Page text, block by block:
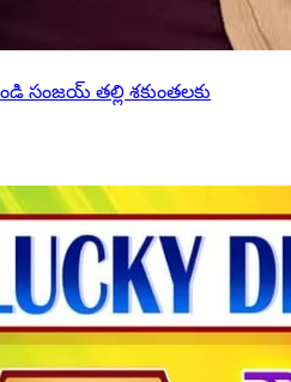
సంజయ్ తల్లి శకుంతలకు